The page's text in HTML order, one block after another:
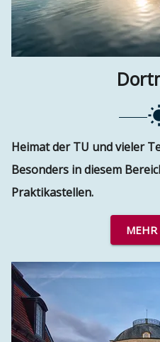
Heimat der TU und vieler
Besonders in diesem
Praktikastellen.
MEHR